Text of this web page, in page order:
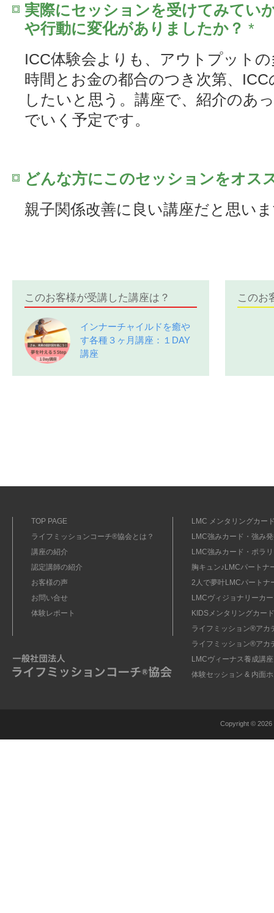
実際にセッションを受けてみてい
や行動に変化がありましたか？ *
ICC体験会よりも、アウトプット
時間とお金の都合のつき次第、
したいと思う。講座で、紹介のあ
でいく予定です。
どんな方にこのセッションをオス
親子関係改善に良い講座だと思い
このお客様が受講した講座は？
インナーチャイルドを癒や
す各種３ヶ月講座：１DAY
講座
このお
TOP PAGE
ライフミッションコーチ®協会とは？
講座の紹介
認定講師の紹介
お客様の声
お問い合せ
体験レポート
LMC メンタリングカー
LMC強みカード・強み
LMC強みカード・ポラ
胸キュン♪LMCパートナ
2人で夢叶LMCパートナ
LMCヴィジョナリーカ
KIDSメンタリングカー
ライフミッション®︎アカ
ライフミッション®︎アカ
LMCヴィーナス養成講座
体験セッション & 内面
Copyright © 2026